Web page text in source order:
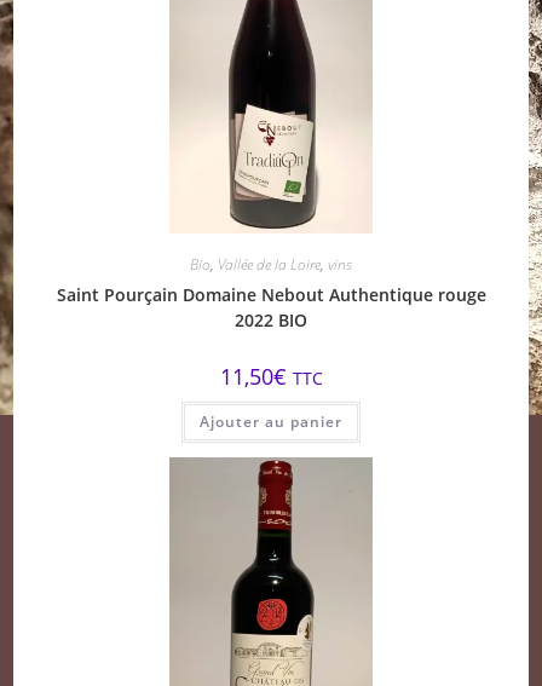
Bio, Vallée de la Loire, vins
Saint Pourçain Domaine Nebout Authentique rouge
2022 BIO
11,50€ TTC
Ajouter au panier